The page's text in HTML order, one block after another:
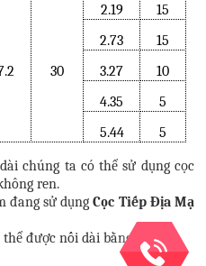
30
2.19
15
2.73
15
3.27
10
4.35
5
5.44 5
chúng ta có thể sử dụng cọc
ren.
đang sử dụngCọc Tiếp Địa Mạ
thể được nối dài bằng cút nối